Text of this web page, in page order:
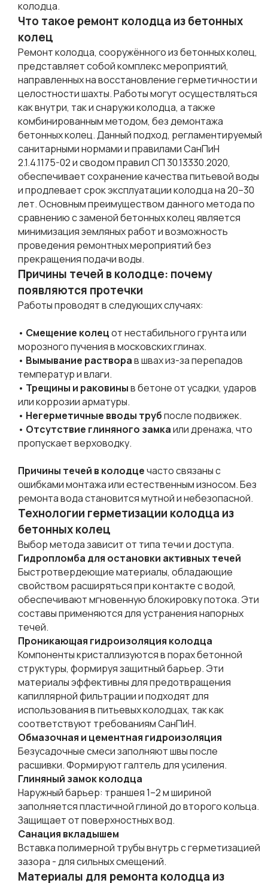
колодца.
Что такое ремонт колодца из бетонных
колец
Ремонт колодца, сооружённого из бетонных колец,
представляет собой комплекс мероприятий,
направленных на восстановление герметичности и
целостности шахты. Работы могут осуществляться
как внутри, так и снаружи колодца, а также
комбинированным методом, без демонтажа
бетонных колец. Данный подход, регламентируемый
санитарными нормами и правилами СанПиН
2.1.4.1175-02 и сводом правил СП 30.13330.2020,
обеспечивает сохранение качества питьевой воды
и продлевает срок эксплуатации колодца на 20–30
лет. Основным преимуществом данного метода по
сравнению с заменой бетонных колец является
минимизация земляных работ и возможность
проведения ремонтных мероприятий без
прекращения подачи воды.
Причины течей в колодце: почему
появляются протечки
Работы проводят в следующих случаях:
• Смещение колецот нестабильного грунта или
морозного пучения в московских глинах.
• Вымывание растворав швах из-за перепадов
температур и влаги.
• Трещины и раковиныв бетоне от усадки, ударов
или коррозии арматуры.
• Негерметичные вводы трубпосле подвижек.
• Отсутствие глиняного замкаили дренажа, что
пропускает верховодку.
Причины течей в колодцечасто связаны с
ошибками монтажа или естественным износом. Без
ремонта вода становится мутной и небезопасной.
Технологии герметизации колодца из
бетонных колец
Выбор метода зависит от типа течи и доступа.
Гидропломба для остановки активных течей
Быстротвердеющие материалы, обладающие
свойством расширяться при контакте с водой,
обеспечивают мгновенную блокировку потока. Эти
составы применяются для устранения напорных
течей.
Проникающая гидроизоляция колодца
Компоненты кристаллизуются в порах бетонной
структуры, формируя защитный барьер. Эти
материалы эффективны для предотвращения
капиллярной фильтрации и подходят для
использования в питьевых колодцах, так как
соответствуют требованиям СанПиН.
Обмазочная и цементная гидроизоляция
Безусадочные смеси заполняют швы после
расшивки. Формируют галтель для усиления.
Глиняный замок колодца
Наружный барьер: траншея 1–2 м шириной
заполняется пластичной глиной до второго кольца.
Защищает от поверхностных вод.
Санация вкладышем
Вставка полимерной трубы внутрь с герметизацией
зазора - для сильных смещений.
Материалы для ремонта колодца из